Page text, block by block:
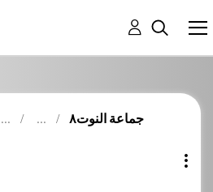
جماعة النوت٨